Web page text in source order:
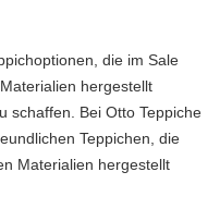
die im Sale
hergestellt
schaffen. Bei Otto Teppiche
Teppichen, die
Materialien hergestellt